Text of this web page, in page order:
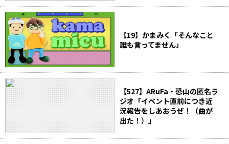
【19】かまみく「そんなこと
誰も言ってません」
【527】ARuFa・恐山の匿名ラ
ジオ「イベント直前につき近
況報告をしあおうぜ！（曲が
出た！）」